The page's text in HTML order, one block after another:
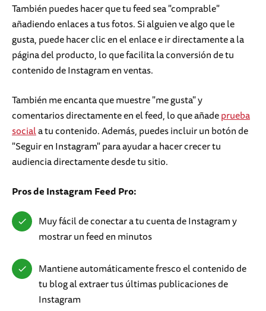
También puedes hacer que tu feed sea "comprable"
añadiendo enlaces a tus fotos. Si alguien ve algo que le
gusta, puede hacer clic en el enlace e ir directamente a la
página del producto, lo que facilita la conversión de tu
contenido de Instagram en ventas.
También me encanta que muestre "me gusta" y
comentarios directamente en el feed, lo que añadeprueba
sociala tu contenido. Además, puedes incluir un botón de
"Seguir en Instagram" para ayudar a hacer crecer tu
audiencia directamente desde tu sitio.
Pros de Instagram Feed Pro:
Muy fácil de conectar a tu cuenta de Instagram y
mostrar un feed en minutos
Mantiene automáticamente fresco el contenido de
tu blog al extraer tus últimas publicaciones de
Instagram